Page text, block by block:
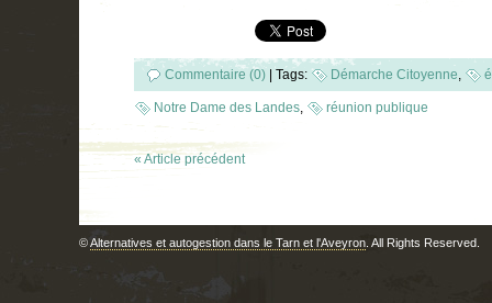
Commentaire (0) Tags: Démarche Citoyenne,
Notre Dame des Landes, réunion publique
« Article précédent
©Alternatives et autogestion dans le Tarn et l'Aveyron . All Rights Reserved.